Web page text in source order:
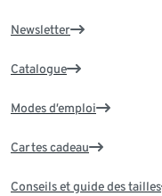
Newsletter
Catalogue
Modes d’emploi
Cartes cadeau
Conseils et guide des tailles